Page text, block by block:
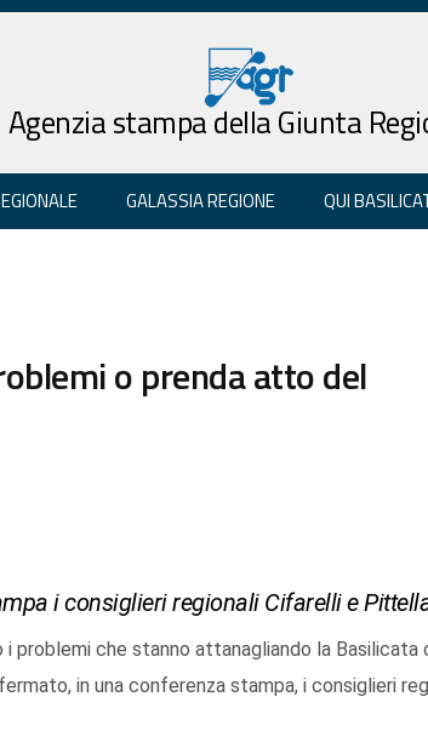
Agenzia stampa della Giunta
GALASSIA REGIONE QUI
o prenda atto del
i consiglieri regionali Cifarelli e
i problemi che stanno attanagliando la Basilicata
in una conferenza stampa, i consiglieri